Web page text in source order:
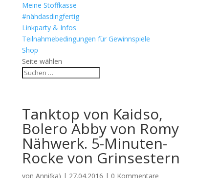
Meine Stoffkasse
#nähdasdingfertig
Linkparty & Infos
Teilnahmebedingungen für Gewinnspiele
Shop
Seite wählen
Tanktop von Kaidso,
Bolero Abby von Romy
Nähwerk. 5-Minuten-
Rocke von Grinsestern
von Anni(ka) | 27.04.2016 | 0 Kommentare